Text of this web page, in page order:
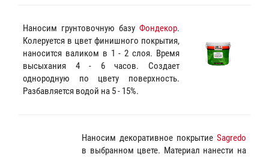
Наносим грунтовочную базу Фондекор.
Колеруется в цвет финишного покрытия,
наносится валиком в 1 - 2 слоя. Время
высыхания 4 - 6 часов. Создает
однородную по цвету поверхность.
Разбавляется водой на 5 - 15%.
Наносим декоративное покрытие Sagredo
в выбранном цвете. Материал нанести на